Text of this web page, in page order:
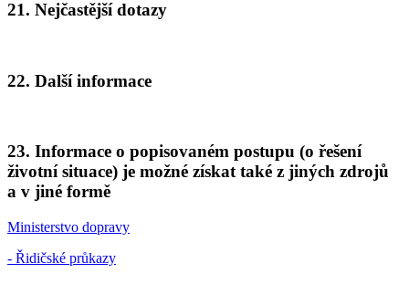
21. Nejčastější dotazy
22. Další informace
23. Informace o popisovaném postupu (o řešení
životní situace) je možné získat také z jiných zdrojů
a v jiné formě
Ministerstvo dopravy
- Řidičské průkazy